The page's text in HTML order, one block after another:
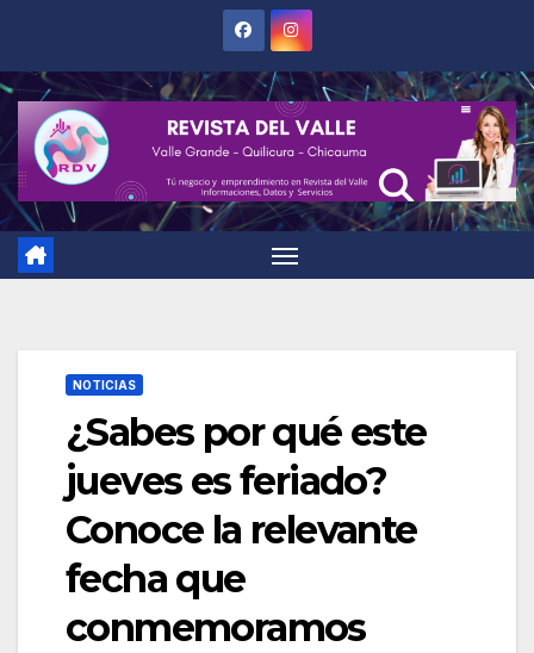
contenido
NOTICIAS
¿Sabes por qué este
jueves es feriado?
Conoce la relevante
fecha que
conmemoramos